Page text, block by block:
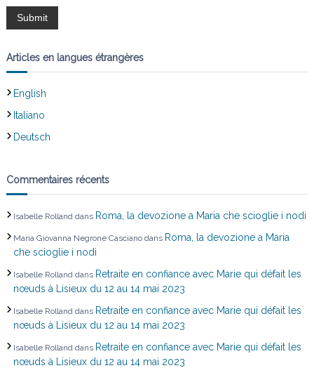
Articles en langues étrangères
English
Italiano
Deutsch
Commentaires récents
Isabelle Rolland dans Roma, la devozione a Maria che scioglie i nodi
Maria Giovanna Negrone Cascianodans Roma, la devozione a Maria
che scioglie i nodi
Isabelle Rolland dans Retraite en confiance avec Marie qui défait les
nœuds à Lisieux du 12 au 14 mai 2023
Isabelle Rolland dans Retraite en confiance avec Marie qui défait les
nœuds à Lisieux du 12 au 14 mai 2023
Isabelle Rolland dans Retraite en confiance avec Marie qui défait les
nœuds à Lisieux du 12 au 14 mai 2023